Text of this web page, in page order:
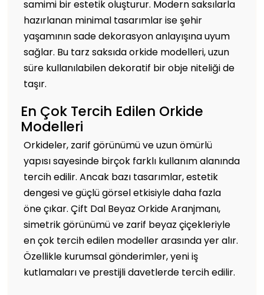
samimi bir estetik oluşturur. Modern saksılarla
hazırlanan minimal tasarımlar ise şehir
yaşamının sade dekorasyon anlayışına uyum
sağlar. Bu tarz saksıda orkide modelleri, uzun
süre kullanılabilen dekoratif bir obje niteliği de
taşır.
En Çok Tercih Edilen Orkide
Modelleri
Orkideler, zarif görünümü ve uzun ömürlü
yapısı sayesinde birçok farklı kullanım alanında
tercih edilir. Ancak bazı tasarımlar, estetik
dengesi ve güçlü görsel etkisiyle daha fazla
öne çıkar. Çift Dal Beyaz Orkide Aranjmanı,
simetrik görünümü ve zarif beyaz çiçekleriyle
en çok tercih edilen modeller arasında yer alır.
Özellikle kurumsal gönderimler, yeni iş
kutlamaları ve prestijli davetlerde tercih edilir.